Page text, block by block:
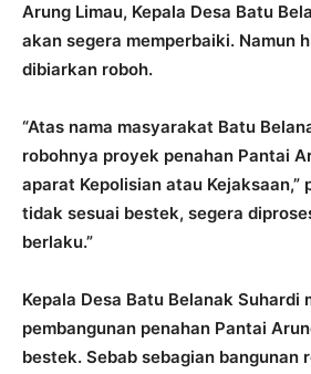
Arung Limau, Kepala Desa Batu
akan segera memperbaiki. Namun
dibiarkan roboh.
“Atas nama masyarakat Batu
robohnya proyek penahan Pantai
aparat Kepolisian atau Kejaksaan,”
tidak sesuai bestek, segera
berlaku.”
Kepala Desa Batu Belanak Suhardi
pembangunan penahan Pantai
bestek. Sebab sebagian bangunan